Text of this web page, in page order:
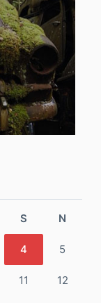
S N
4 5
11 12